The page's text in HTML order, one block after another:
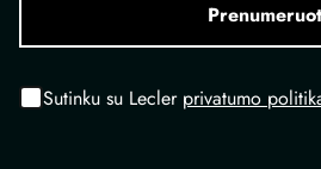
Sutinku su Lecler privatumo